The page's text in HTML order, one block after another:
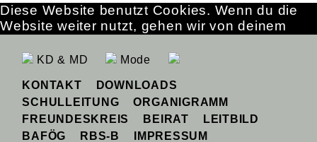
KD & MD Mode
KONTAKT
DOWNLOADS
SCHULLEITUNG
ORGANIGRAMM
FREUNDESKREIS
BEIRAT
LEITBILD
BAFÖG
RBS-B IMPRESSUM
Diese Website benutzt Cookies. Wenn du die
Website weiter nutzt, gehen wir von deinem